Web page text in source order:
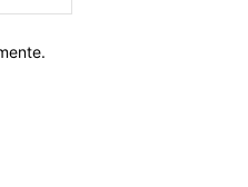
electrónico: